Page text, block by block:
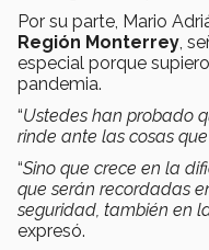
Por su parte, Mario
Región Monterrey,
especial porque
pandemia.
“Ustedes han probado
rinde ante las cosas
“Sino que crece en la
que serán recordadas
seguridad, también en
expresó.